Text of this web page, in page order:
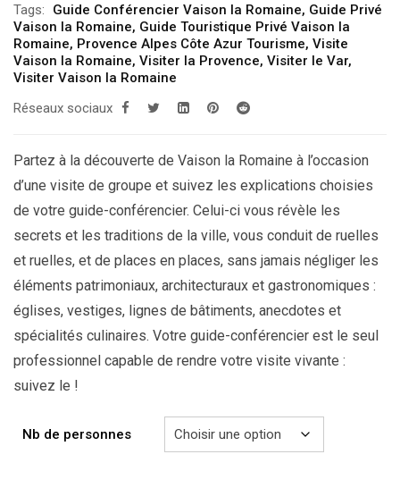
à
389.00€
Tags: Guide Conférencier Vaison la Romaine, Guide Privé
Vaison la Romaine, Guide Touristique Privé Vaison la
Romaine, Provence Alpes Côte Azur Tourisme, Visite
Vaison la Romaine, Visiter la Provence, Visiter le Var,
Visiter Vaison la Romaine
Réseaux sociaux
Partez à la découverte de Vaison la Romaine à l’occasion
d’une visite de groupe et suivez les explications choisies
de votre guide-conférencier. Celui-ci vous révèle les
secrets et les traditions de la ville, vous conduit de ruelles
et ruelles, et de places en places, sans jamais négliger les
éléments patrimoniaux, architecturaux et gastronomiques :
églises, vestiges, lignes de bâtiments, anecdotes et
spécialités culinaires. Votre guide-conférencier est le seul
professionnel capable de rendre votre visite vivante :
suivez le !
Nb de personnes